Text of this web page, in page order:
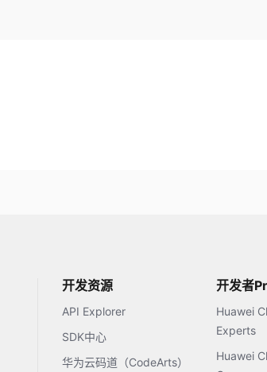
开发资源
API Explorer
SDK中心
华为云码道（CodeArts）
开发者
Huawei
Experts
Huawei